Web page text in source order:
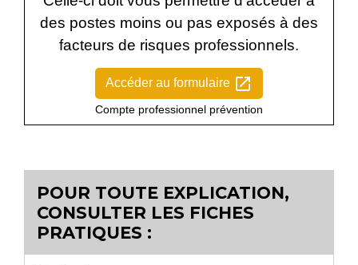
des postes moins ou pas exposés à des
facteurs de risques professionnels.
Accéder au formulaire open_in_new
Compte professionnel prévention
POUR TOUTE EXPLICATION,
CONSULTER LES FICHES
PRATIQUES :